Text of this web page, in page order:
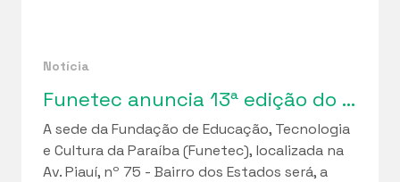
Notícia
Funetec anuncia 13ª edição do “Bazar da Solidariedade”
A sede da Fundação de Educação, Tecnologia
e Cultura da Paraíba (Funetec), localizada na
Av. Piauí, nº 75 - Bairro dos Estados será, a